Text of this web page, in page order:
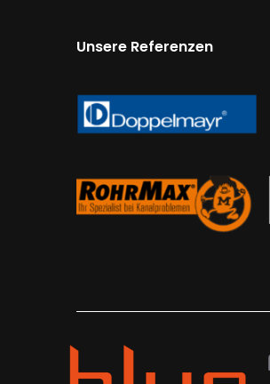
Unsere Referenzen